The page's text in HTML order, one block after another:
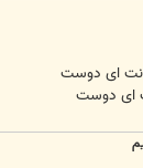
ای دوست
ای دوست